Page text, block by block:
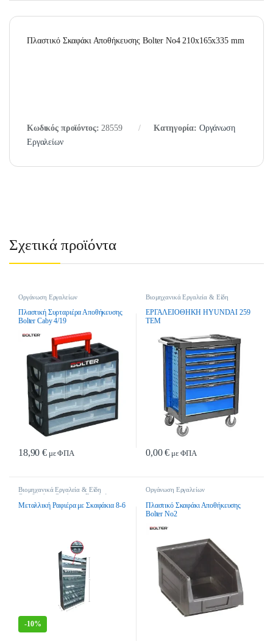
Πλαστικό Σκαφάκι Αποθήκευσης Bolter Νο4 210x165x335 mm
Κωδικός προϊόντος:28559 Κατηγορία: Οργάνωση
Εργαλείων
Σχετικά προϊόντα
Οργάνωση Εργαλείων
Πλαστική Συρταριέρα Αποθήκευσης
Bolter Caby 4/19
18,90€ με ΦΠΑ
Βιομηχανικά Εργαλεία & Είδη
ΕΡΓΑΛΕΙΟΘΗΚΗ HYUNDAI 259
ΤΕΜ
0,00€ με ΦΠΑ
Βιομηχανικά Εργαλεία & Είδη
Οικοδομής
Οργάνωση Εργαλείων
Μεταλλική Ραφιέρα με Σκαφάκια 8-6
-10%
Οργάνωση Εργαλείων
Πλαστικό Σκαφάκι Αποθήκευσης
Bolter Νο2